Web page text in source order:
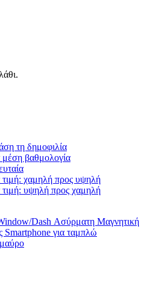
τη δημοφιλία
βαθμολογία
χαμηλή προς υψηλή
υψηλή προς χαμηλή